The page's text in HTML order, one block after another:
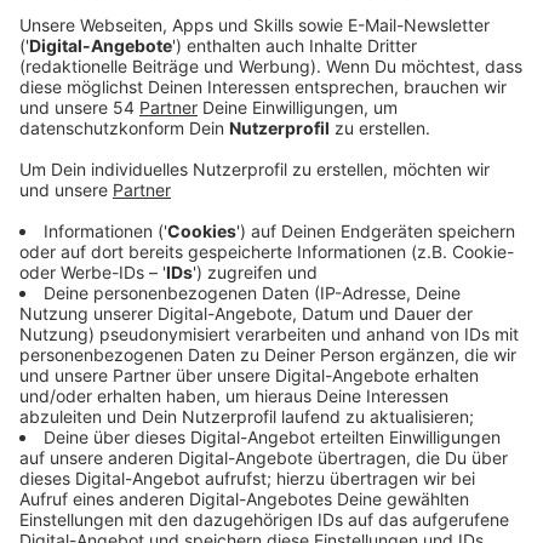
Und bleibt damit weiter mit im Rennen um die
europäischen Plätze. Schon nach 18 Minuten stand es
nach den Toren von Embolo, Thuram und Bensebaini
3:0. Im zweiten Durchgang trafen dann nochmal
Embolo und der eingewechselte Plea zum 5:0
Endstand. Borussias Torhüter Yann Sommer war sehr
zufrieden mit seiner Mannschaft:
Anzeige